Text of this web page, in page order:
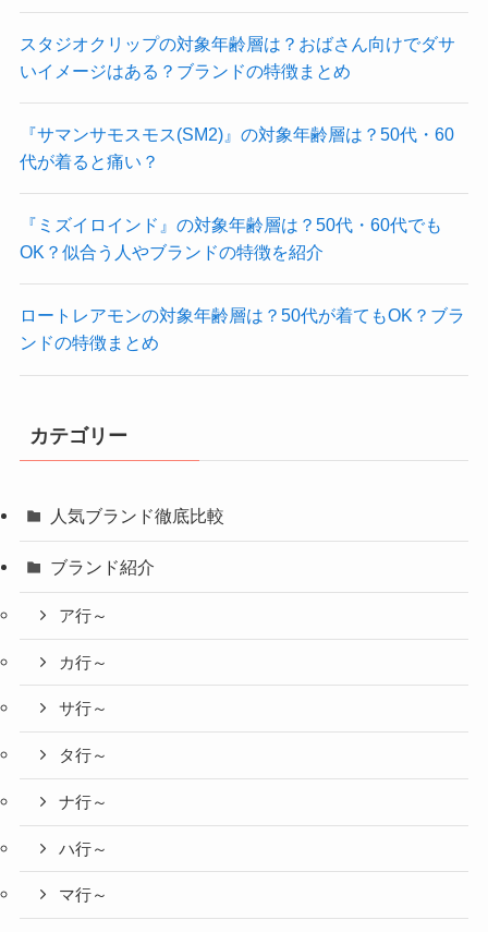
スタジオクリップの対象年齢層は？おばさん向けでダサ
いイメージはある？ブランドの特徴まとめ
『サマンサモスモス(SM2)』の対象年齢層は？50代・60
代が着ると痛い？
『ミズイロインド』の対象年齢層は？50代・60代でも
OK？似合う人やブランドの特徴を紹介
ロートレアモンの対象年齢層は？50代が着てもOK？ブラ
ンドの特徴まとめ
カテゴリー
人気ブランド徹底比較
ブランド紹介
ア行～
カ行～
サ行～
タ行～
ナ行～
ハ行～
マ行～